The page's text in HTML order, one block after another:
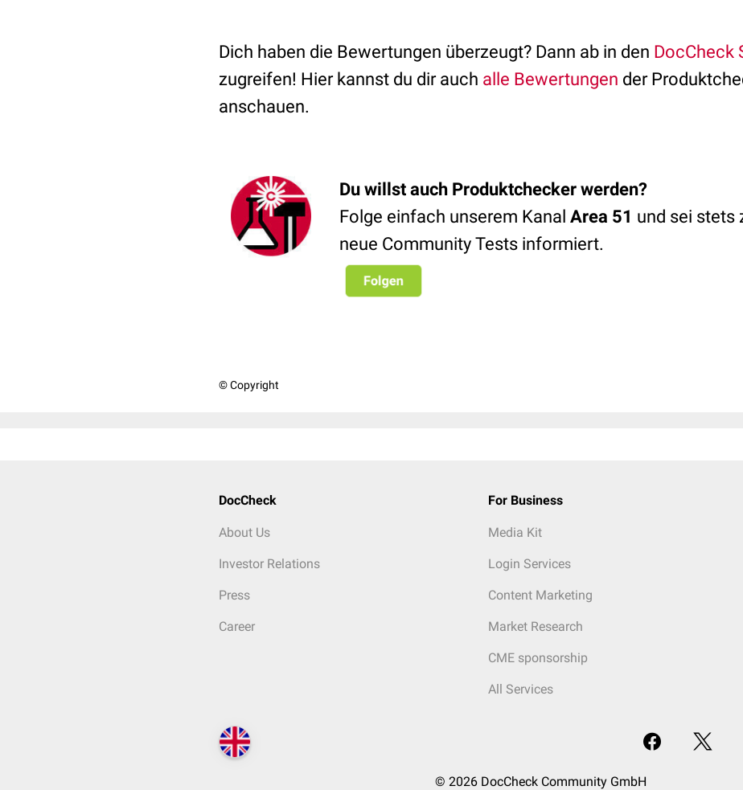
Dich haben die Bewertungen überzeugt? Dann ab in den DocCheck
zugreifen! Hier kannst du dir auch alle Bewertungen der
anschauen.
Du willst auch Produktchecker werden?
Folge einfach unserem Kanal Area 51 und sei stets
neue Community Tests informiert.
© Copyright
DocCheck
About Us
Investor Relations
Press
Career
For Business
Media Kit
Login Services
Content Marketing
Market Research
CME sponsorship
All Services
© 2026 DocCheck Community GmbH